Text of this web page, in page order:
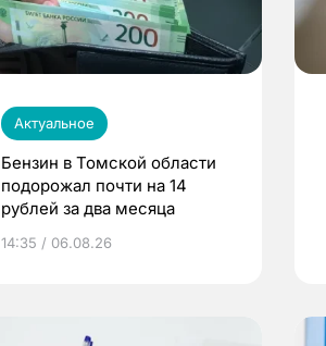
Актуальное
Бензин в Томской области
подорожал почти на 14
рублей за два месяца
14:35 / 06.08.26